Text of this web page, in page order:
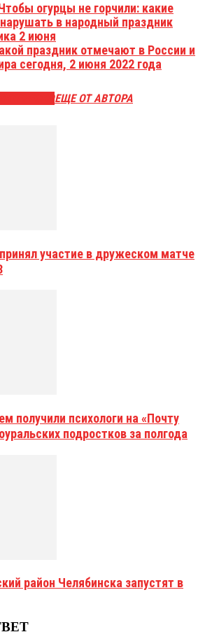
огурцы не горчили: какие
в народный праздник
2 июня
праздник отмечают в России и
сегодня, 2 июня 2022 года
ЕЩЕ ОТ АВТОРА
участие в дружеском матче
получили психологи на «Почту
подростков за полгода
район Челябинска запустят в